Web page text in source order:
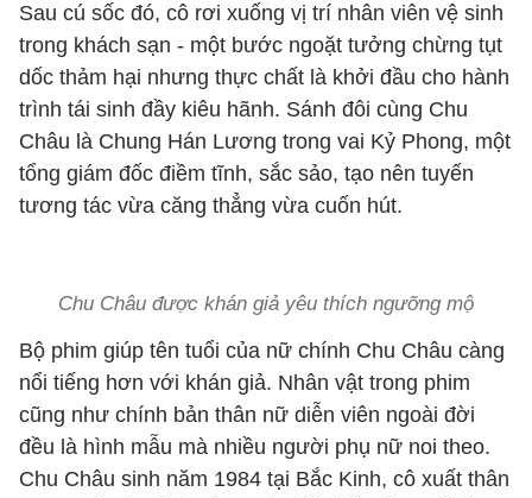
Sau cú sốc đó, cô rơi xuống vị trí nhân viên vệ sinh
trong khách sạn - một bước ngoặt tưởng chừng tụt
dốc thảm hại nhưng thực chất là khởi đầu cho hành
trình tái sinh đầy kiêu hãnh. Sánh đôi cùng Chu
Châu là Chung Hán Lương trong vai Kỷ Phong, một
tổng giám đốc điềm tĩnh, sắc sảo, tạo nên tuyến
tương tác vừa căng thẳng vừa cuốn hút.
Chu Châu được khán giả yêu thích ngưỡng mộ
Bộ phim giúp tên tuổi của nữ chính Chu Châu càng
nổi tiếng hơn với khán giả. Nhân vật trong phim
cũng như chính bản thân nữ diễn viên ngoài đời
đều là hình mẫu mà nhiều người phụ nữ noi theo.
Chu Châu sinh năm 1984 tại Bắc Kinh, cô xuất thân